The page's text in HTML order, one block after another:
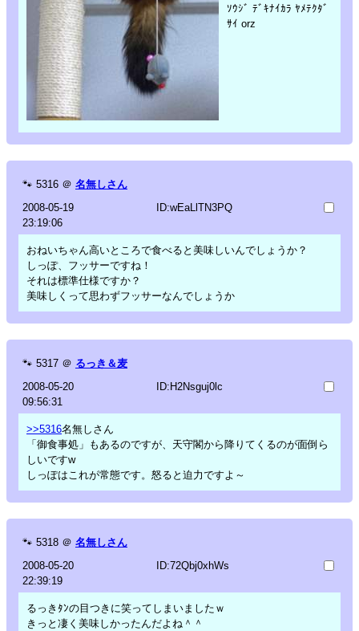
ｿｳｼﾞ ﾃﾞｷﾅｲｶﾗ ﾔﾒﾃｸﾀﾞ
ｻｲ orz
🐾 5316 ＠ 名無しさん
2008-05-19
23:19:06
ID:wEaLlTN3PQ
おねいちゃん高いところで食べると美味しいんでしょうか？
しっぽ、フッサーですね！
それは標準仕様ですか？
美味しくって思わずフッサーなんでしょうか
🐾 5317 ＠ るっき＆麦
2008-05-20
09:56:31
ID:H2Nsguj0lc
>>5316名無しさん
「御食事処」もあるのですが、天守閣から降りてくるのが面倒ら
しいですw
しっぽはこれが常態です。怒ると迫力ですよ～
🐾 5318 ＠ 名無しさん
2008-05-20
22:39:19
ID:72Qbj0xhWs
るっきﾀﾝの目つきに笑ってしまいましたｗ
きっと凄く美味しかったんだよね＾＾